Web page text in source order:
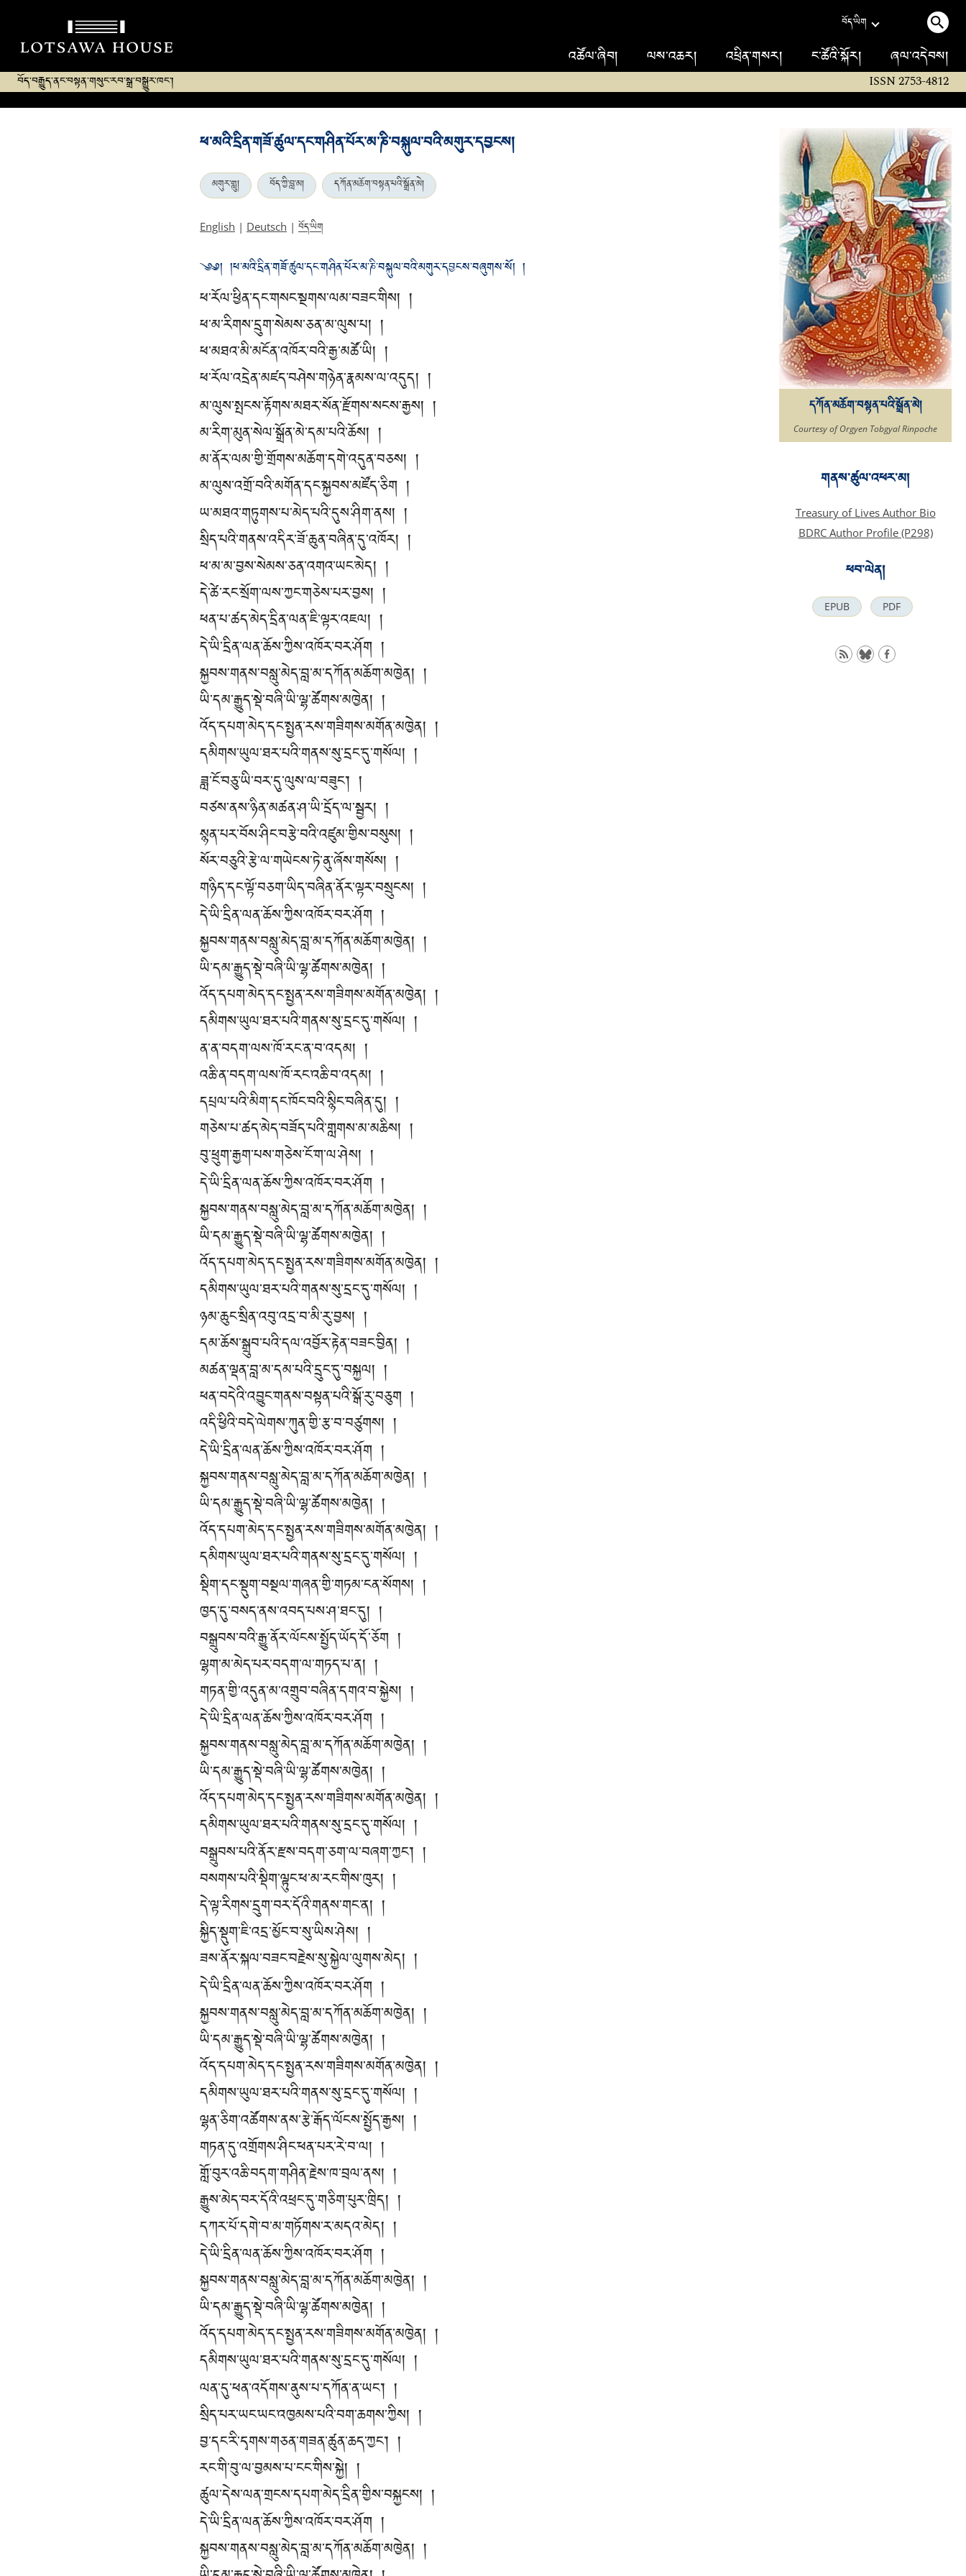
བོད་ཡིག
འཚོལ་ཞིབ། ལས་འཆར། འཕྲིན་གསར། ང་ཚོའི་སྐོར། ཞལ་འདེབས།
བོད་བརྒྱུད་ནང་བསྟན་གསུང་རབ་སྒྲ་བསྒྱུར་ཁང་། ISSN 2753-4812
ཕ་མའི་དྲིན་གཟོ་ཚུལ་དང་གཤིན་པོར་མ་ཎི་བསྐུལ་བའི་མགུར་དབྱངས།
མགུར་གླུ། བོད་ཀྱི་བླ་མ། དཀོན་མཆོག་བསྟན་པའི་སྒྲོན་མེ།
English | Deutsch | བོད་ཡིག
༄༅། །ཕ་མའི་དྲིན་གཟོ་ཚུལ་དང་གཤིན་པོར་མ་ཎི་བསྐུལ་བའི་མགུར་དབྱངས་བཞུགས་སོ། །
ཕ་རོལ་ཕྱིན་དང་གསང་སྔགས་ལམ་བཟང་གིས། །
ཕ་མ་རིགས་དྲུག་སེམས་ཅན་མ་ལུས་པ། །
ཕ་མཐའ་མི་མངོན་འཁོར་བའི་རྒྱ་མཚོ་ཡི། །
ཕ་རོལ་འདྲེན་མཛད་བཤེས་གཉེན་རྣམས་ལ་འདུད། །
མ་ལུས་སྤངས་རྟོགས་མཐར་སོན་རྫོགས་སངས་རྒྱས། །
མ་རིག་མུན་སེལ་སྒྲོན་མེ་དམ་པའི་ཆོས། །
མ་ནོར་ལམ་གྱི་གྲོགས་མཆོག་དགེ་འདུན་བཅས། །
མ་ལུས་འགྲོ་བའི་མགོན་དང་སྐྱབས་མཛོད་ཅིག །
ཡ་མཐའ་གཏུགས་པ་མེད་པའི་དུས་ཤིག་ནས། །
སྲིད་པའི་གནས་འདིར་ཟོ་ཆུན་བཞིན་དུ་འཁོར། །
ཕ་མ་མ་བྱས་སེམས་ཅན་འགའ་ཡང་མེད། །
དེ་ཚེ་རང་སྲོག་ལས་ཀྱང་གཅེས་པར་བྱས། །
ཕན་པ་ཚད་མེད་དྲིན་ལན་ཇི་ལྟར་འཇལ། །
དེ་ཡི་དྲིན་ལན་ཆོས་ཀྱིས་འཁོར་བར་ཤོག །
སྐྱབས་གནས་བསླུ་མེད་བླ་མ་དཀོན་མཆོག་མཁྱེན། །
ཡི་དམ་རྒྱུད་སྡེ་བཞི་ཡི་ལྷ་ཚོགས་མཁྱེན། །
འོད་དཔག་མེད་དང་སྤྱན་རས་གཟིགས་མགོན་མཁྱེན། །
དམིགས་ཡུལ་ཐར་པའི་གནས་སུ་དྲང་དུ་གསོལ། །
ཟླ་ངོ་བཅུ་ཡི་བར་དུ་ལུས་ལ་བཟུང་། །
བཙས་ནས་ཉིན་མཚན་ཤ་ཡི་དྲོད་ལ་སྦྱར། །
སྙན་པར་བོས་ཤིང་བརྩེ་བའི་འཛུམ་གྱིས་བསུས། །
སོར་བཅུའི་རྩེ་ལ་གཡེངས་ཏེ་ནུ་ཞོས་གསོས། །
གཉིད་དང་ལྟོ་བཅག་ཡིད་བཞིན་ནོར་ལྟར་བསྲུངས། །
དེ་ཡི་དྲིན་ལན་ཆོས་ཀྱིས་འཁོར་བར་ཤོག །
སྐྱབས་གནས་བསླུ་མེད་བླ་མ་དཀོན་མཆོག་མཁྱེན། །
ཡི་དམ་རྒྱུད་སྡེ་བཞི་ཡི་ལྷ་ཚོགས་མཁྱེན། །
འོད་དཔག་མེད་དང་སྤྱན་རས་གཟིགས་མགོན་མཁྱེན། །
དམིགས་ཡུལ་ཐར་པའི་གནས་སུ་དྲང་དུ་གསོལ། །
ན་ན་བདག་ལས་ཁོ་རང་ན་བ་འདམ། །
འཆི་ན་བདག་ལས་ཁོ་རང་འཆི་བ་འདམ། །
དཔྲལ་པའི་མིག་དང་ཁོང་བའི་སྙིང་བཞིན་དུ། །
གཅེས་པ་ཚད་མེད་བཟོད་པའི་གླགས་མ་མཆིས། །
བུ་ཕྲུག་རྒྱག་པས་གཅེས་ངོ་ག་ལ་ཤེས། །
དེ་ཡི་དྲིན་ལན་ཆོས་ཀྱིས་འཁོར་བར་ཤོག །
སྐྱབས་གནས་བསླུ་མེད་བླ་མ་དཀོན་མཆོག་མཁྱེན། །
ཡི་དམ་རྒྱུད་སྡེ་བཞི་ཡི་ལྷ་ཚོགས་མཁྱེན། །
འོད་དཔག་མེད་དང་སྤྱན་རས་གཟིགས་མགོན་མཁྱེན། །
དམིགས་ཡུལ་ཐར་པའི་གནས་སུ་དྲང་དུ་གསོལ། །
ཉམ་ཆུང་སྲིན་འབུ་འདྲ་བ་མི་རུ་བྱས། །
དམ་ཆོས་སྒྲུབ་པའི་དལ་འབྱོར་རྟེན་བཟང་བྱིན། །
མཚན་ལྡན་བླ་མ་དམ་པའི་དྲུང་དུ་བསྐྱལ། །
ཕན་བདེའི་འབྱུང་གནས་བསྟན་པའི་སྒོ་རུ་བཅུག །
འདི་ཕྱིའི་བདེ་ལེགས་ཀུན་གྱི་རྩ་བ་བཙུགས། །
དེ་ཡི་དྲིན་ལན་ཆོས་ཀྱིས་འཁོར་བར་ཤོག །
སྐྱབས་གནས་བསླུ་མེད་བླ་མ་དཀོན་མཆོག་མཁྱེན། །
ཡི་དམ་རྒྱུད་སྡེ་བཞི་ཡི་ལྷ་ཚོགས་མཁྱེན། །
འོད་དཔག་མེད་དང་སྤྱན་རས་གཟིགས་མགོན་མཁྱེན། །
དམིགས་ཡུལ་ཐར་པའི་གནས་སུ་དྲང་དུ་གསོལ། །
སྡིག་དང་སྡུག་བསྔལ་གཞན་གྱི་གཏམ་ངན་སོགས། །
ཁྱད་དུ་བསད་ནས་འབད་པས་ཤ་ཐང་དུ། །
བསྒྲུབས་བའི་རྒྱུ་ནོར་ལོངས་སྤྱོད་ཡོད་དོ་ཅོག །
ལྷག་མ་མེད་པར་བདག་ལ་གཏད་པ་ན། །
གཏན་གྱི་འདུན་མ་འགྲུབ་བཞིན་དགའ་བ་སྐྱེས། །
དེ་ཡི་དྲིན་ལན་ཆོས་ཀྱིས་འཁོར་བར་ཤོག །
སྐྱབས་གནས་བསླུ་མེད་བླ་མ་དཀོན་མཆོག་མཁྱེན། །
ཡི་དམ་རྒྱུད་སྡེ་བཞི་ཡི་ལྷ་ཚོགས་མཁྱེན། །
འོད་དཔག་མེད་དང་སྤྱན་རས་གཟིགས་མགོན་མཁྱེན། །
དམིགས་ཡུལ་ཐར་པའི་གནས་སུ་དྲང་དུ་གསོལ། །
བསྒྲུབས་པའི་ནོར་རྫས་བདག་ཅག་ལ་བཞག་ཀྱང་། །
བསགས་པའི་སྡིག་ལྟུང་ཕ་མ་རང་གིས་ཁུར། །
དེ་ལྟ་རིགས་དྲུག་བར་དོའི་གནས་གང་ན། །
སྐྱིད་སྡུག་ཇི་འདྲ་མྱོང་བ་སུ་ཡིས་ཤེས། །
ཟས་ནོར་སྐལ་བཟང་བརྗེས་སུ་སྐྱེལ་ལུགས་མེད། །
དེ་ཡི་དྲིན་ལན་ཆོས་ཀྱིས་འཁོར་བར་ཤོག །
སྐྱབས་གནས་བསླུ་མེད་བླ་མ་དཀོན་མཆོག་མཁྱེན། །
ཡི་དམ་རྒྱུད་སྡེ་བཞི་ཡི་ལྷ་ཚོགས་མཁྱེན། །
འོད་དཔག་མེད་དང་སྤྱན་རས་གཟིགས་མགོན་མཁྱེན། །
དམིགས་ཡུལ་ཐར་པའི་གནས་སུ་དྲང་དུ་གསོལ། །
ལྷན་ཅིག་འཚོགས་ནས་རྩེ་རྒོད་ལོངས་སྤྱོད་རྒྱས། །
གཏན་དུ་འགྲོགས་ཤིང་ཕན་པར་རེ་བ་ལ། །
གློ་བུར་འཆི་བདག་གཤིན་རྗེས་ཁ་བྲལ་ནས། །
རྒྱུས་མེད་བར་དོའི་འཕྲང་དུ་གཅིག་པུར་ཁྲིད། །
དཀར་པོ་དགེ་བ་མ་གཏོགས་ར་མདའ་མེད། །
དེ་ཡི་དྲིན་ལན་ཆོས་ཀྱིས་འཁོར་བར་ཤོག །
སྐྱབས་གནས་བསླུ་མེད་བླ་མ་དཀོན་མཆོག་མཁྱེན། །
ཡི་དམ་རྒྱུད་སྡེ་བཞི་ཡི་ལྷ་ཚོགས་མཁྱེན། །
འོད་དཔག་མེད་དང་སྤྱན་རས་གཟིགས་མགོན་མཁྱེན། །
དམིགས་ཡུལ་ཐར་པའི་གནས་སུ་དྲང་དུ་གསོལ། །
ལན་དུ་ཕན་འདོགས་ནུས་པ་དཀོན་ན་ཡང་། །
སྲིད་པར་ཡང་ཡང་འཁྱམས་པའི་བག་ཆགས་ཀྱིས། །
བྱ་དང་རི་དྭགས་གཅན་གཟན་ཚུན་ཆད་ཀྱང་། །
རང་གི་བུ་ལ་བྱམས་པ་ངང་གིས་སྐྱེ། །
ཚུལ་དེས་ལན་གྲངས་དཔག་མེད་དྲིན་གྱིས་བསྐྱངས། །
དེ་ཡི་དྲིན་ལན་ཆོས་ཀྱིས་འཁོར་བར་ཤོག །
སྐྱབས་གནས་བསླུ་མེད་བླ་མ་དཀོན་མཆོག་མཁྱེན། །
དཀོན་མཆོག་བསྟན་པའི་སྒྲོན་མེ།
Courtesy of Orgyen Tobgyal Rinpoche
གནས་ཚུལ་འཕར་མ།
Treasury of Lives Author Bio
BDRC Author Profile (P298)
ཕབ་ལེན།
EPUB PDF